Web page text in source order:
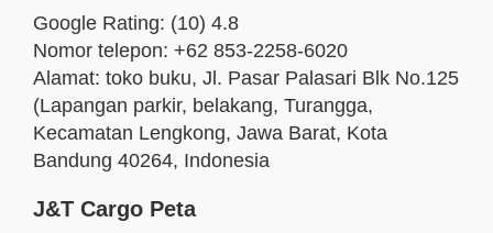
Google Rating: (10) 4.8
Nomor telepon: +62 853-2258-6020
Alamat: toko buku, Jl. Pasar Palasari Blk No.125
(Lapangan parkir, belakang, Turangga,
Kecamatan Lengkong, Jawa Barat, Kota
Bandung 40264, Indonesia
J&T Cargo Peta